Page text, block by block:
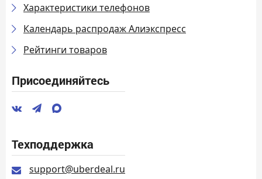
Характеристики телефонов
Календарь распродаж Алиэкспресс
Рейтинги товаров
Присоединяйтесь
Техподдержка
support@uberdeal.ru